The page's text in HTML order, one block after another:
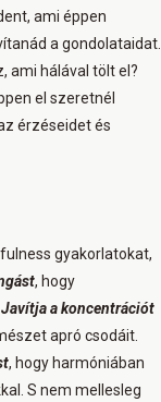
ami éppen
a gondolataidat.
ami hálával tölt el?
el szeretnél
érzéseidet és
gyakorlatokat,
, hogy
Javítja a koncentrációt
apró csodáit.
, hogy harmóniában
S nem mellesleg